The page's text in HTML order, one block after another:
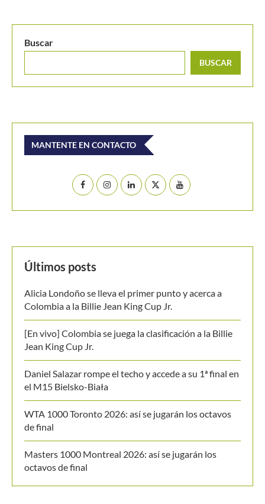
Buscar
BUSCAR
MANTENTE EN CONTACTO
Últimos posts
Alicia Londoño se lleva el primer punto y acerca a
Colombia a la Billie Jean King Cup Jr.
[En vivo] Colombia se juega la clasificación a la Billie
Jean King Cup Jr.
Daniel Salazar rompe el techo y accede a su 1ª final en
el M15 Bielsko-Biała
WTA 1000 Toronto 2026: así se jugarán los octavos
de final
Masters 1000 Montreal 2026: así se jugarán los
octavos de final